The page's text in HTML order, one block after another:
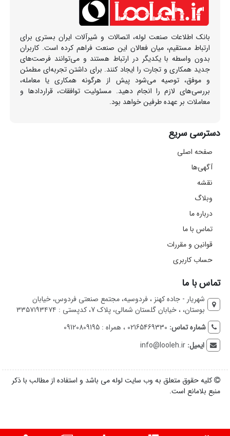
بانک اطلاعات صنعت لوله، اتصالات و شیرآلات ایران بستری برای
ارتباط مستقیم، میان فعالان این صنعت فراهم کرده است. کاربران
بدون واسطه با یکدیگر در ارتباط هستند و می‌توانند فرصت‌های
جدید همکاری و تجارت را ایجاد کنند. برای داشتن تجربه‌ای مطمئن
و موفق، توصیه می‌شود پیش از هرگونه همکاری یا معامله،
بررسی‌های لازم را انجام دهید. مسئولیت توافقات، قراردادها و
معاملات بر عهده طرفین خواهد بود.
دسترسی سریع
صفحه اصلی
آگهی‌ها
نقشه
وبلاگ
درباره ما
تماس با ما
قوانین و مقررات
حساب کاربری
تماس با ما
شهریار - جاده کهنز ، فردوسیه، مجتمع صنعتی فردوس، خیابان
بوستان، ، خیابان گلستان شمالی، پلاک 7، کدپستی : ۳۳۵۷۱۹۳۴۷۴
شماره تماس: 02165469330 ، همراه : 09120809195
ایمیل:info@looleh.ir
کلیه حقوق متعلق به وب سایت لوله می باشد و استفاده از مطالب با ذکر
منبع بلامانع است.